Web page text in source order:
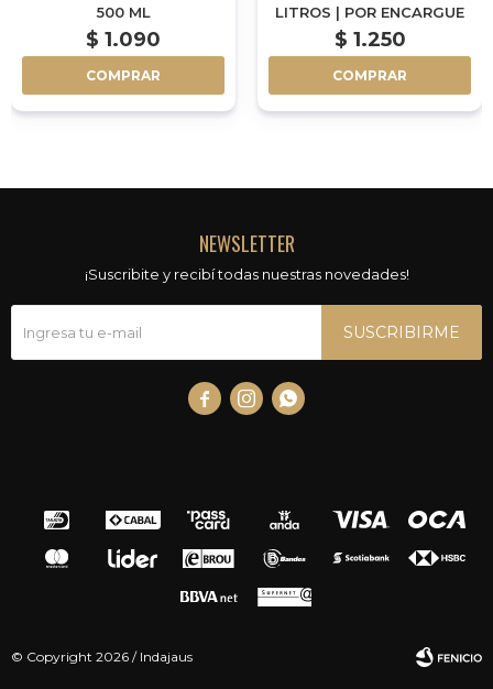
500 ML
$ 1.090
COMPRAR
LITROS | POR ENCARGUE
$ 1.250
COMPRAR
NEWSLETTER
¡Suscribite y recibí todas nuestras novedades!
SUSCRIBIRME
  
© Copyright 2026 / Indajaus